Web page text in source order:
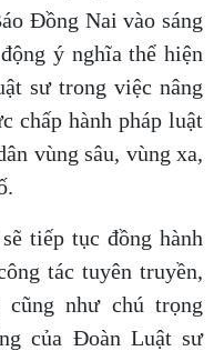
Đồng Nai vào sáng
ý nghĩa thể hiện
sư trong việc nâng
chấp hành pháp luật
vùng sâu, vùng xa,
tiếp tục đồng hành
tác tuyên truyền,
như chú trọng
của Đoàn Luật sư